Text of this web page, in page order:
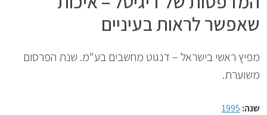
שאפשר לראות בעיניים
מפיץ ראשי בישראל – דנגוט מחשבים בע"מ. שנת הפרסום
משוערת.
שנה: 1995